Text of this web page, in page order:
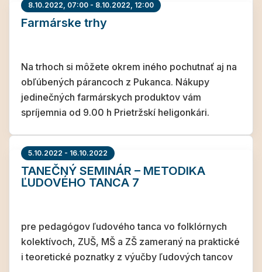
8.10.2022, 07:00 - 8.10.2022, 12:00
Farmárske trhy
Na trhoch si môžete okrem iného pochutnať aj na
obľúbených párancoch z Pukanca. Nákupy
jedinečných farmárskych produktov vám
spríjemnia od 9.00 h Prietržskí heligonkári.
5.10.2022 - 16.10.2022
TANEČNÝ SEMINÁR – METODIKA
ĽUDOVÉHO TANCA 7
pre pedagógov ľudového tanca vo folklórnych
kolektívoch, ZUŠ, MŠ a ZŠ zameraný na praktické
i teoretické poznatky z výučby ľudových tancov